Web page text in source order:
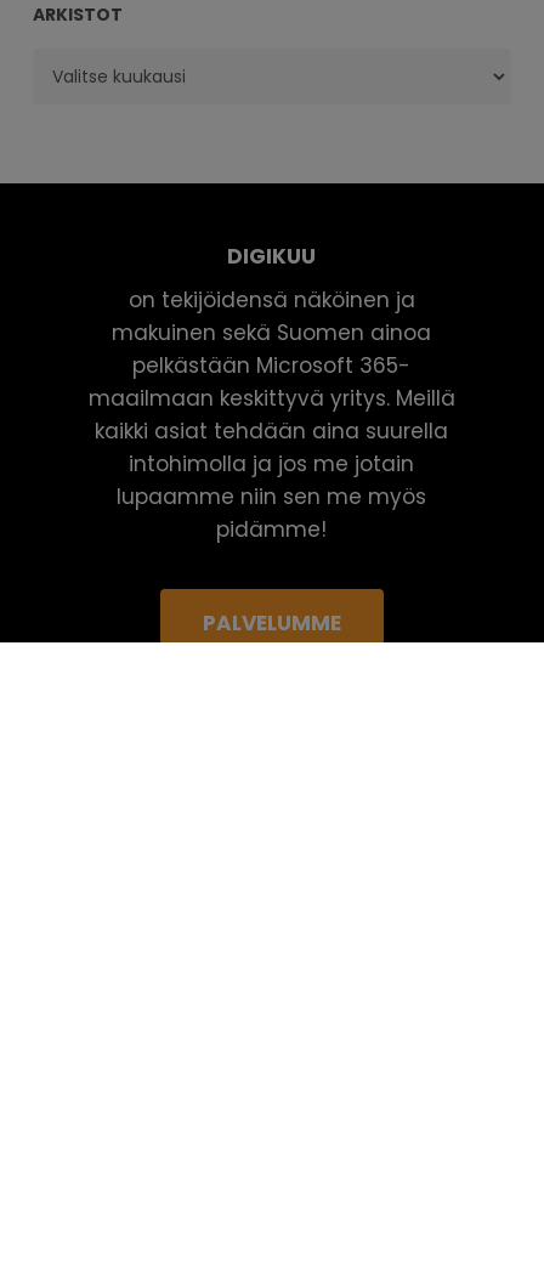
ARKISTOT
Arkistot
DIGIKUU
on tekijöidensä näköinen ja
makuinen sekä Suomen ainoa
pelkästään Microsoft 365-
maailmaan keskittyvä yritys. Meillä
kaikki asiat tehdään aina suurella
intohimolla ja jos me jotain
lupaamme niin sen me myös
pidämme!
PALVELUMME